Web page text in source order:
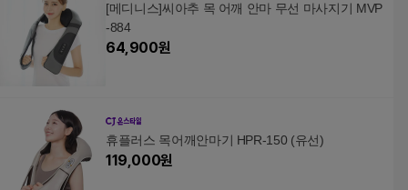
[메디니스]씨아추 목 어깨 안마 무선 마사지기 MVP
-884
64,900원
휴플러스 목어깨안마기 HPR-150 (유선)
119,000원